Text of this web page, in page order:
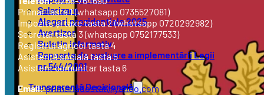
Salarizare
Alegeri prezidențiale 2025
Avertizor
Buletin informativ
Rapoarte de evaluare a implementării Legii
nr.544/2001
Transparență Decizională
Primar tasta 1 (whatsapp 0735527081)
Impozite și taxe tasta 2 (whatsapp 0720292982)
Secretar tasta 3 (whatsapp 0752177533)
Registrul agricol tasta 4
Asistență socială tasta 5
Asistent comunitar tasta 6
Email:primariadostat@yahoo.com